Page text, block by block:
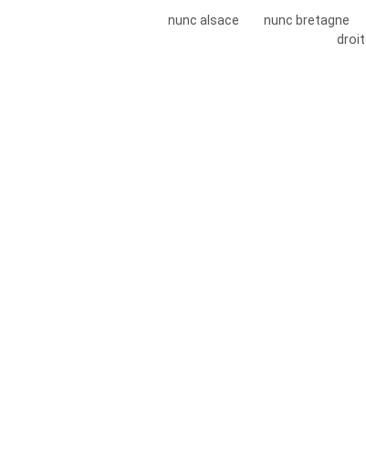
nunc alsace nunc bretagne